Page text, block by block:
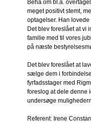
Beha om bl.a.
meget positivt stemt,
optagelser. Han
Det blev foreslået at vi
familie med til vores
på næste
Det blev foreslået at
sælge dem i
fyrfadsstager med
foreslog at dele denne
undersøge
Referent: Irene